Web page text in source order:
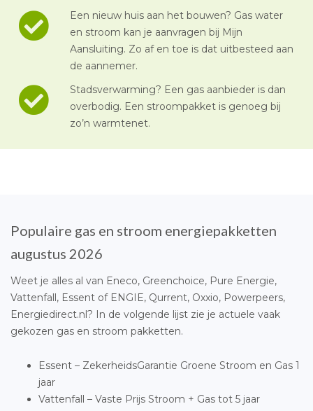
Een nieuw huis aan het bouwen? Gas water
en stroom kan je aanvragen bij Mijn
Aansluiting. Zo af en toe is dat uitbesteed aan
de aannemer.
Stadsverwarming? Een gas aanbieder is dan
overbodig. Een stroompakket is genoeg bij
zo’n warmtenet.
Populaire gas en stroom energiepakketten
augustus 2026
Weet je alles al van Eneco, Greenchoice, Pure Energie,
Vattenfall, Essent of ENGIE, Qurrent, Oxxio, Powerpeers,
Energiedirect.nl? In de volgende lijst zie je actuele vaak
gekozen gas en stroom pakketten.
Essent – ZekerheidsGarantie Groene Stroom en Gas 1
jaar
Vattenfall – Vaste Prijs Stroom + Gas tot 5 jaar